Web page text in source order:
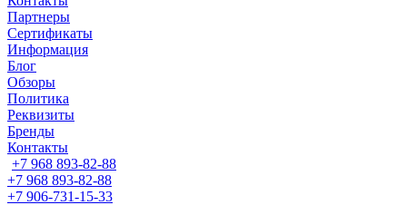
Партнеры
Сертификаты
Информация
Блог
Обзоры
Политика
Реквизиты
Бренды
Контакты
+7 968 893-82-88
+7 968 893-82-88
+7 906-731-15-33